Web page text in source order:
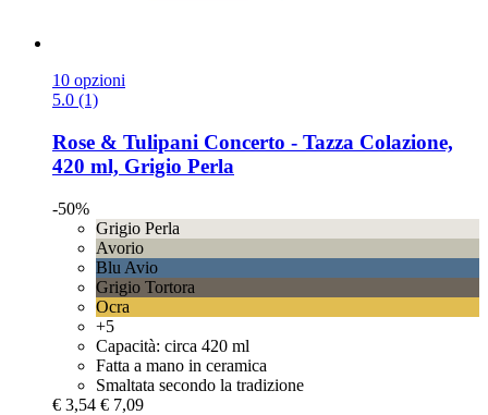
10 opzioni
5.0 (1)
Rose & Tulipani Concerto -​ Tazza Colazione,
420 ml, Grigio Perla
-50%
Grigio Perla
Avorio
Blu Avio
Grigio Tortora
Ocra
+5
Capacità: circa 420 ml
Fatta a mano in ceramica
Smaltata secondo la tradizione
€ 3,54 € 7,09